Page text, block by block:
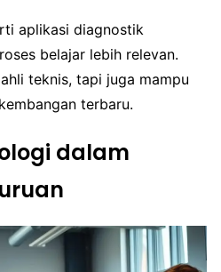
aplikasi diagnostik
belajar lebih relevan.
teknis, tapi juga mampu
terbaru.
dalam